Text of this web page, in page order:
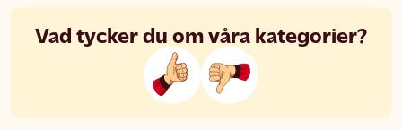
Vad tycker du om våra kategorier?